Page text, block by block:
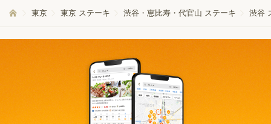
東京 東京 ステーキ 渋谷・恵比寿・代官山 ステーキ 渋谷